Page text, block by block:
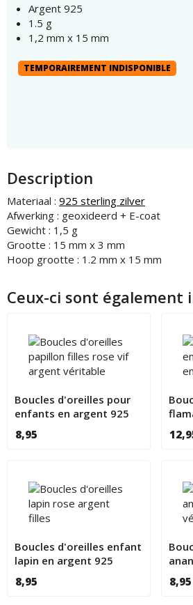
Argent 925
1.5 g
1,2 mm x 15 mm
TEMPORAIREMENT INDISPONIBLE
Description
Materiaal : 925 sterling zilver
Afwerking : geoxideerd + E-coat
Gewicht : 1,5 g
Grootte : 15 mm x 3 mm
Hoop grootte : 1.2 mm x 15 mm
Ceux-ci sont également
Boucles d'oreilles pour
enfants en argent 925
8,95
Boucles d'oreilles enfant
lapin en argent 925
8,95
8,95